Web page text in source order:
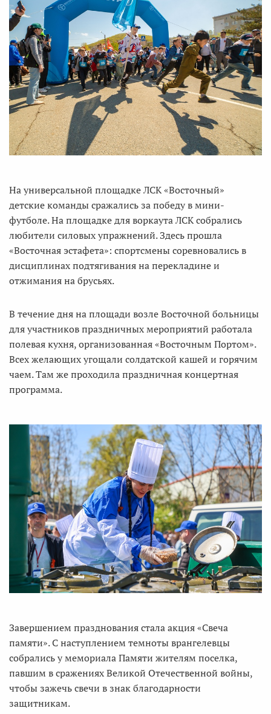
На универсальной площадке ЛСК «Восточный»
детские команды сражались за победу в мини-
футболе. На площадке для воркаута ЛСК собрались
любители силовых упражнений. Здесь прошла
«Восточная эстафета»: спортсмены соревновались в
дисциплинах подтягивания на перекладине и
отжимания на брусьях.
В течение дня на площади возле Восточной больницы
для участников праздничных мероприятий работала
полевая кухня, организованная «Восточным Портом».
Всех желающих угощали солдатской кашей и горячим
чаем. Там же проходила праздничная концертная
программа.
Завершением празднования стала акция «Свеча
памяти». С наступлением темноты врангелевцы
собрались у мемориала Памяти жителям поселка,
павшим в сражениях Великой Отечественной войны,
чтобы зажечь свечи в знак благодарности
защитникам.